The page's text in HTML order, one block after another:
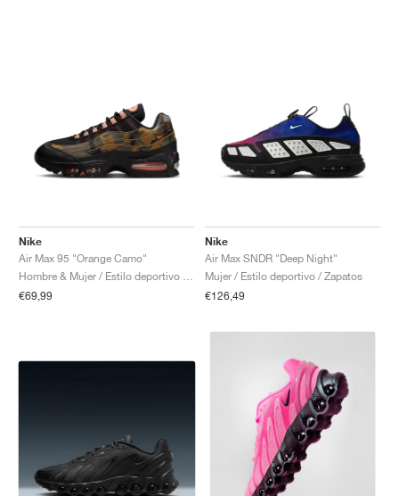
Nike
Air Max 95 "Orange Camo"
€69,99
Nike
Air Max SNDR "Deep Night"
Mujer / Estilo deportivo / Zapatos
€126,49